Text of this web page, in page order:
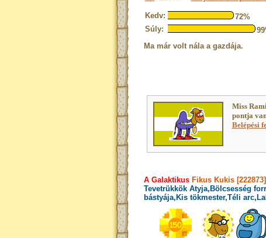
Kedv:
72%
Súly:
Ma már volt nála a gazdája.
Miss
pontja
Belépési
A GalaktikusFikus Kukis [222873]
Tevetrükkök Atyja,Bölcsesség
bástyája,Kis tökmester,Téli